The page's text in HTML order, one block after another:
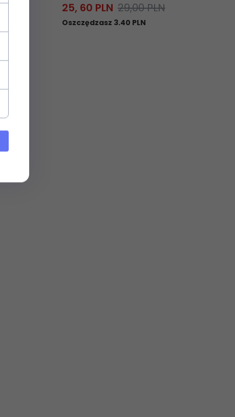
25, 60 PLN 29,00 PLN
Oszczędzasz 3.40 PLN